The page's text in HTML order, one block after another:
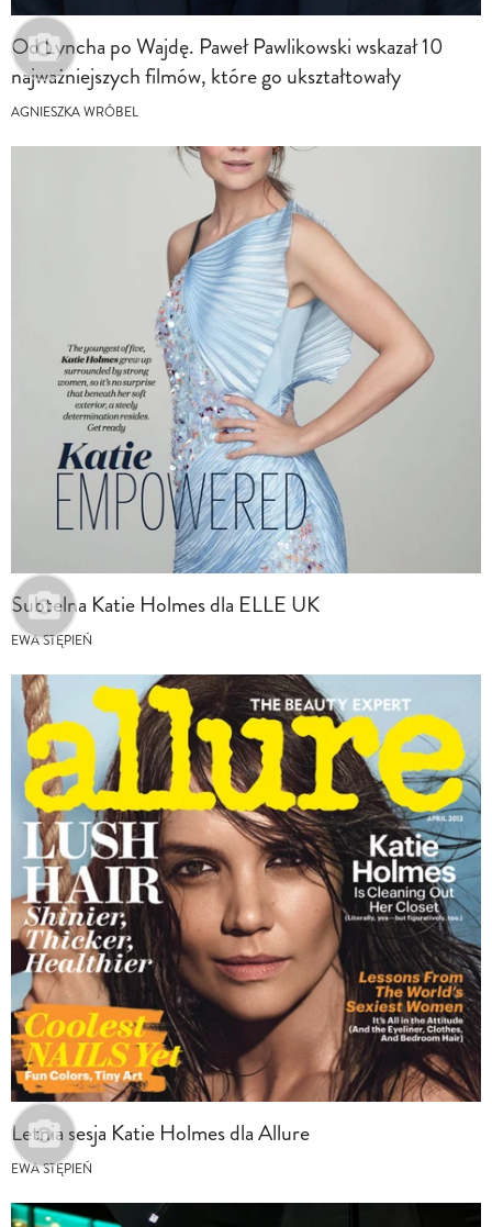
Od Lyncha po Wajdę. Paweł Pawlikowski wskazał 10
najważniejszych filmów, które go ukształtowały
AGNIESZKA WRÓBEL
Subtelna Katie Holmes dla ELLE UK
EWA STĘPIEŃ
Letnia sesja Katie Holmes dla Allure
EWA STĘPIEŃ